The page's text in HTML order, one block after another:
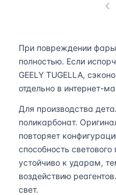
При повреждении фары
полностью. Если
GEELY TUGELLA,
отдельно в интернет-
Для производства
поликарбонат.
повторяет
способность
устойчиво к ударам,
воздействию
свет.